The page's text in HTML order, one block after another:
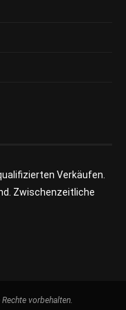
Verkäufen.
Zwischenzeitliche
vorbehalten.